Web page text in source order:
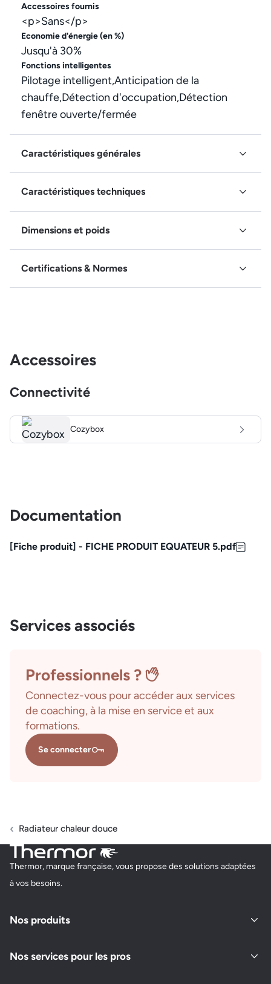
Accessoires fournis
<p>Sans</p>
Economie d'énergie (en %)
Jusqu'à 30%
Fonctions intelligentes
Pilotage intelligent,Anticipation de la
chauffe,Détection d'occupation,Détection
fenêtre ouverte/fermée
Caractéristiques générales
Caractéristiques techniques
Dimensions et poids
Certifications & Normes
Accessoires
Connectivité
Cozybox
Documentation
[Fiche produit] - FICHE PRODUIT EQUATEUR 5.pdf
Services associés
Professionnels ?
Connectez-vous pour accéder aux services
de coaching, à la mise en service et aux
formations.
Se connecter
Radiateur chaleur douce
Thermor, marque française, vous propose des solutions adaptées
à vos besoins.
Nos produits
Nos services pour les pros